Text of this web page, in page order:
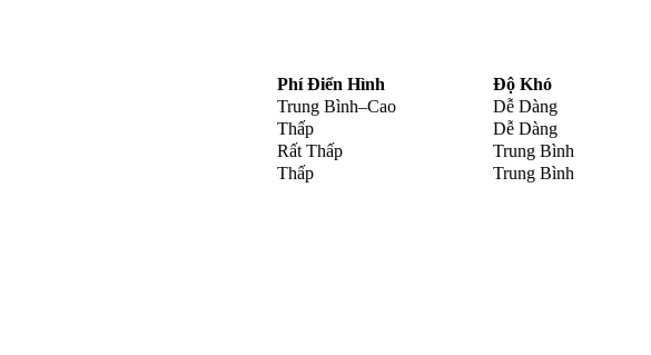
Phí Điển Hình
Độ Khó
Trung Bình–Cao
Dễ Dàng
Thấp
Dễ Dàng
Rất Thấp
Trung Bình
Thấp Trung Bình